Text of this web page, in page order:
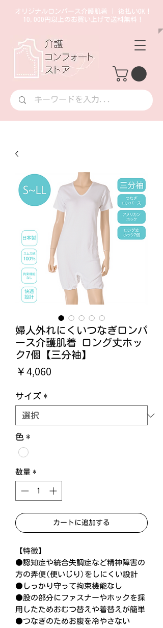
オリジナルロンパース介護肌着 | 後払いOK！
10,000円以上のお買い上げで送料無料！
婦人外れにくいつなぎロンパ
ース介護肌着 ロング丈ホッ
ク7個【三分袖】
￥4,060
サイズ *
色 *
数量 *
カートに追加する
【特徴】
●認知症や統合失調症など精神障害の
方の弄便(便いじり)をしにくい設計
●しっかり守って拘束機能なし
●股の部分にファスナーやホックを採
用したためおむつ替えや着替えが簡単
●つなぎのためお腹を冷やさない